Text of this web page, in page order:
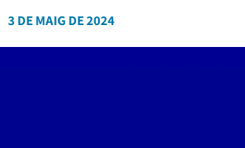
3 DE MAIG DE 2024